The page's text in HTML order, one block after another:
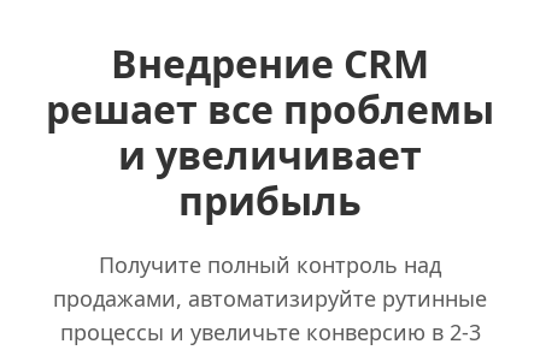
Внедрение CRM
решает все проблемы
и увеличивает
прибыль
Получите полный контроль над
продажами, автоматизируйте рутинные
процессы и увеличьте конверсию в 2-3